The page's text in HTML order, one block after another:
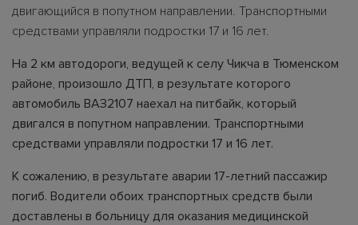
двигающийся в попутном направлении. Транспортными
средствами управляли подростки 17 и 16 лет.
На 2 км автодороги, ведущей к селу Чикча в Тюменском
районе, произошло ДТП, в результате которого
автомобиль ВАЗ2107 наехал на питбайк, который
двигался в попутном направлении. Транспортными
средствами управляли подростки 17 и 16 лет.
К сожалению, в результате аварии 17-летний пассажир
погиб. Водители обоих транспортных средств были
доставлены в больницу для оказания медицинской